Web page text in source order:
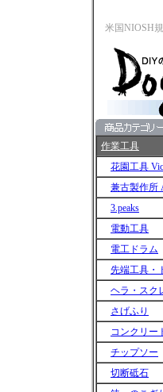
米国NIOSH
作業工具
花園工具
兼古製作所
3.peaks
電動工具
電工ドラム
先端工具・
ヘラ・スク
さげふり
コンクリー
チップソー
切断砥石